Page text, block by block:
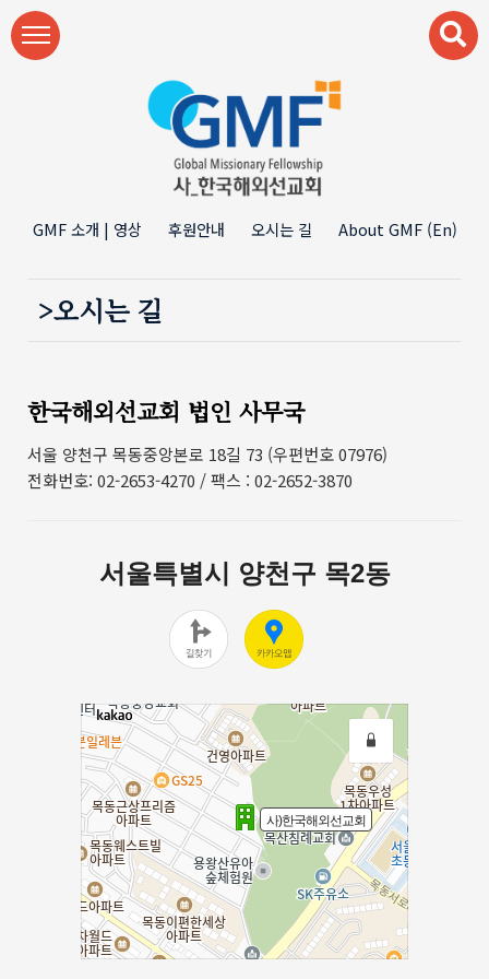
본문 바로가기
GMF 소개 | 영상 후원안내 오시는 길 About GMF (En)
>오시는 길
한국해외선교회 법인 사무국
서울 양천구 목동중앙본로 18길 73 (우편번호 07976)
전화번호: 02-2653-4270 / 팩스 : 02-2652-3870